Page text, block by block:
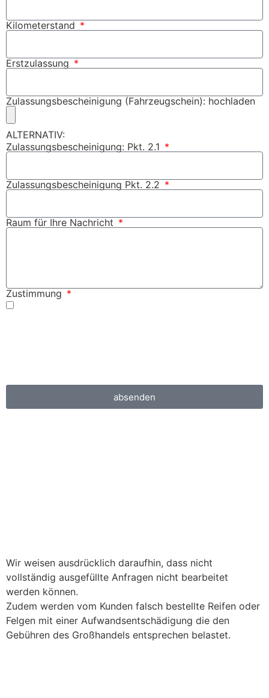
Kilometerstand
Erstzulassung
Zulassungsbescheinigung (Fahrzeugschein): hochladen
ALTERNATIV:
Zulassungsbescheinigung: Pkt. 2.1
Zulassungsbescheinigung Pkt. 2.2
Raum für Ihre Nachricht
Zustimmung
absenden
Wir weisen ausdrücklich daraufhin, dass nicht
vollständig ausgefüllte Anfragen nicht bearbeitet
werden können.
Zudem werden vom Kunden falsch bestellte Reifen oder
Felgen mit einer Aufwandsentschädigung die den
Gebühren des Großhandels entsprechen belastet.